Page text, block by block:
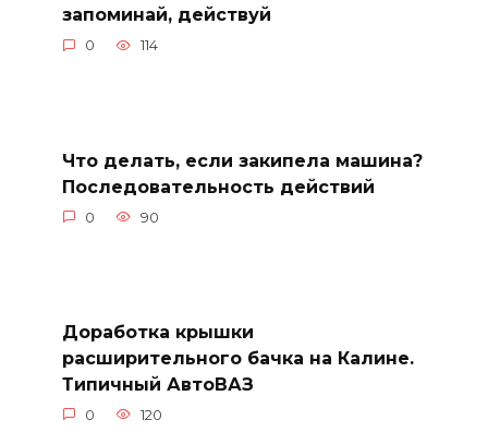
запоминай, действуй
0 114
Что делать, если закипела машина?
Последовательность действий
0 90
Доработка крышки
расширительного бачка на Калине.
Типичный АвтоВАЗ
0 120